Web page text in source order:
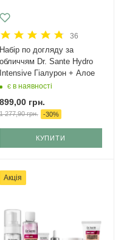
36
Набір по догляду за
обличчям Dr. Sante Hydro
Intensive Гіалурон + Алое
є в наявності
899,00грн.
277,90грн. -30%
КУПИТИ
Акція